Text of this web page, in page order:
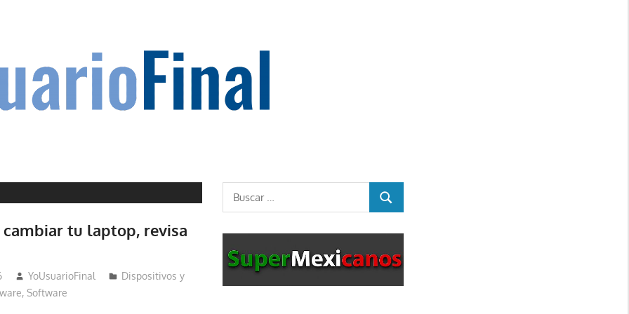
cambiar tu laptop, revisa
YoUsuarioFinal
Dispositivos y
, Software
Buscar:
BUSCAR